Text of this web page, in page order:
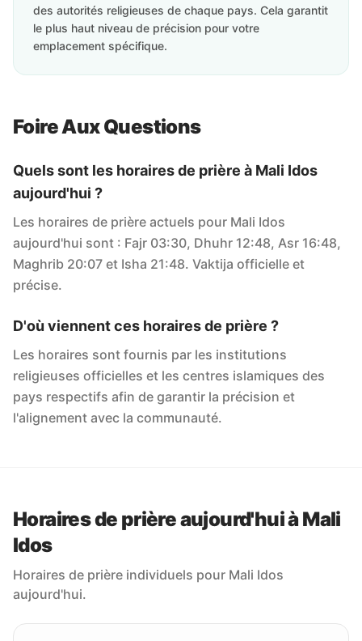
des autorités religieuses de chaque pays. Cela garantit
le plus haut niveau de précision pour votre
emplacement spécifique.
Foire Aux Questions
Quels sont les horaires de prière à Mali Idos
aujourd'hui ?
Les horaires de prière actuels pour Mali Idos
aujourd'hui sont : Fajr 03:30, Dhuhr 12:48, Asr 16:48,
Maghrib 20:07 et Isha 21:48. Vaktija officielle et
précise.
D'où viennent ces horaires de prière ?
Les horaires sont fournis par les institutions
religieuses officielles et les centres islamiques des
pays respectifs afin de garantir la précision et
l'alignement avec la communauté.
Horaires de prière aujourd'hui à Mali
Idos
Horaires de prière individuels pour Mali Idos
aujourd'hui.